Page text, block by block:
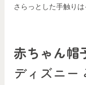
さらっとした手触り
赤ちゃん帽
ディズニー